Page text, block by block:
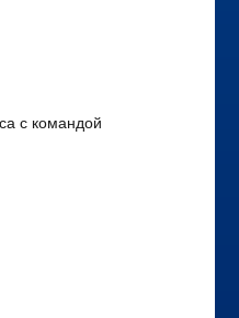
с командой